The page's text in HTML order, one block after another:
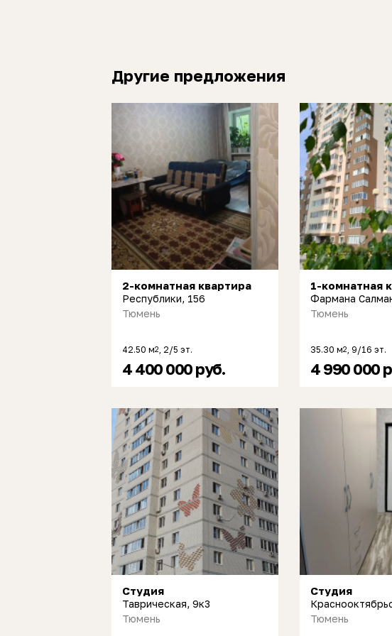
Другие предложения
2-комнатная квартира
Республики, 156
Тюмень
42.50 м2, 2/5 эт.
4 400 000 руб.
1-комнатная
Фармана
Тюмень
35.30 м2, 9/16 эт.
4 990 000
Студия
Таврическая, 9к3
Тюмень
Студия
Тюмень